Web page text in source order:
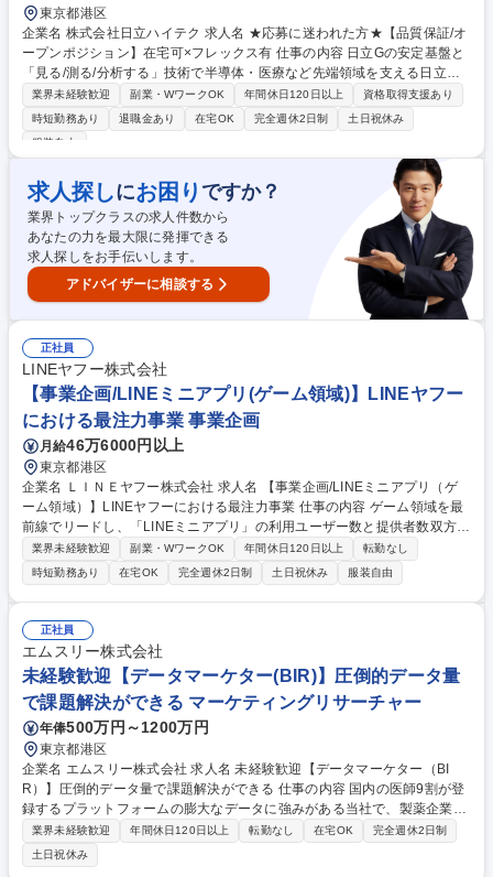
東京都港区
企業名 株式会社日立ハイテク 求人名 ★応募に迷われた方★【品質保証/オ
ープンポジション】在宅可×フレックス有 仕事の内容 日立Gの安定基盤と
「見る/測る/分析する」技術で半導体・医療など先端領域を支える日立ハ
イテクにて品質保証のご経験お持ちな方に品質保証業務をお任せ。中小企
業にて品質保証の幅広い工程に携わっていた方歓迎。 【具体的な業務内
容】※その他労働条件備考もご確認ください。 ■設計開発フェーズでの設
定、工程監視、不適合是正の推進 ■市場不具合・顧客指摘の原因解析、再
発防止、横展開活動 ■製造・設計・調達・サービス部門と連携した品質改
善、監査対応 ■担当製品や購入品・サプライヤーに対する品質企画、標準
化、DX推進 募集職種 ★応募に迷われた方★【品質保証/オープンポジショ
ン】在宅可×フレックス有
業界未経験歓迎 副業・WワークOK 年間休日120日以上
資格取得支援あり
時短勤務あり
退職金あり 在宅OK 完全週休2日制
土日祝休み
服装自由
求人探しにお困り ですか？
業界トップクラスの求人件数から
あなたの力を最大限に発揮できる
求人探しをお手伝いします。
アドバイザーに相談する
正社員
LINEヤフー株式会社
【事業企画/LINEミニアプリ(ゲーム領域)】LINEヤフー
における最注力事業 事業企画
月給46万6000円以上
東京都港区
企業名 ＬＩＮＥヤフー株式会社 求人名 【事業企画/LINEミニアプリ（ゲ
ーム領域）】LINEヤフーにおける最注力事業 仕事の内容 ゲーム領域を最
前線でリードし、「LINEミニアプリ」の利用ユーザー数と提供者数双方の
最大化をするための事業企画およびその実行推進を担当します。具体的に
は、市場分析や仮説検証を通じて、ユーザーおよび ゲームパブリッシャー
など事業者に必要とされる機能や仕組みを企画し、実行計画の策定を主導
します。【詳細】■担当領域の中長期的な成長および収益性の向上に向け
た戦略の立案・企画・推進■PMF検証の推進および年間数百億規模のメガ
ヒット創出に向けたGTM・アライアンス戦略の策定■プロジェクトのKPI
構築からグロースまで一気通貫で企画を実行■データの可視化や分析、調
査 等 募集職種 【事業企画/LINEミニアプリ（ゲーム領域）】LINEヤフー
における最注力事業
業界未経験歓迎 副業・WワークOK 年間休日120日以上
転勤なし
時短勤務あり
在宅OK 完全週休2日制 土日祝休み 服装自由
正社員
エムスリー株式会社
未経験歓迎【データマーケター(BIR)】圧倒的データ量
で課題解決ができる マーケティングリサーチャー
年俸500万円～1200万円
東京都港区
企業名 エムスリー株式会社 求人名 未経験歓迎【データマーケター（BI
R）】圧倒的データ量で課題解決ができる 仕事の内容 国内の医師9割が登
録するプラットフォームの膨大なデータに強みがある当社で、製薬企業の
マーケティング課題を解決するため、データ分析に基づくインサイト抽出
とプロモーション戦略の立案を行っていただきます。 【具体的には】クラ
イアントである製薬企業に対し、医師のアンケート結果や行動履歴などの
業界未経験歓迎 年間休日120日以上 転勤なし 在宅OK
完全週休2日制
土日祝休み